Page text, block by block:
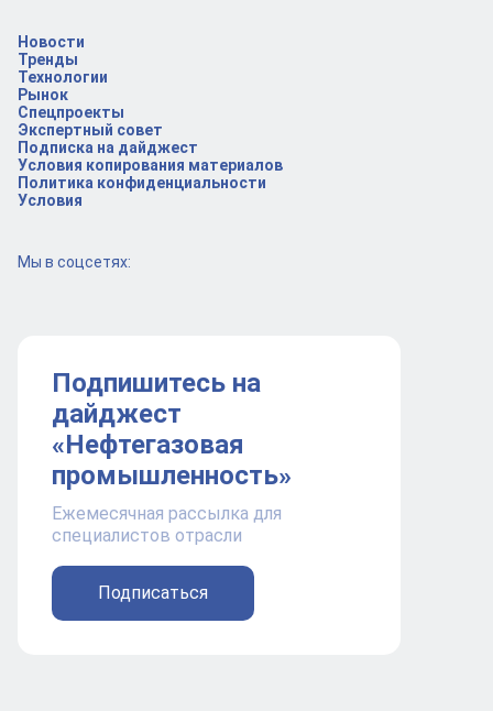
Новости
Тренды
Технологии
Рынок
Спецпроекты
Экспертный совет
Подписка на дайджест
Условия копирования материалов
Политика конфиденциальности
Условия
Мы в соцсетях:
Подпишитесь на
дайджест
«Нефтегазовая
промышленность»
Ежемесячная рассылка для
специалистов отрасли
Подписаться